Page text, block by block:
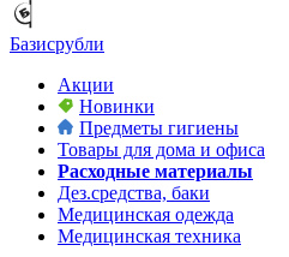
Базисрубли
Акции
Новинки
Предметы гигиены
Товары для дома и офиса
Расходные материалы
Дез.средства, баки
Медицинская одежда
Медицинская техника